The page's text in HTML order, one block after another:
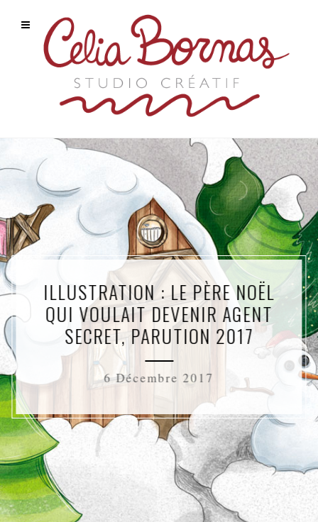
ILLUSTRATION : LE PÈRE NOËL
QUI VOULAIT DEVENIR AGENT
SECRET, PARUTION 2017
6 Décembre 2017